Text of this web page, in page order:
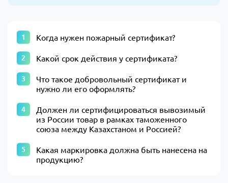
Когда нужен пожарный сертификат?
Какой срок действия у сертификата?
Что такое добровольный сертификат и
нужно ли его оформлять?
Должен ли сертифицироваться вывозимый
из России товар в рамках таможенного
союза между Казахстаном и Россией?
Какая маркировка должна быть нанесена на
продукцию?